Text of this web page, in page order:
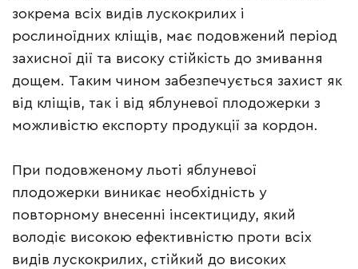
зокрема всіх видів лускокрилих і
рослиноїдних кліщів, має подовжений період
захисної дії та високу стійкість до змивання
дощем. Таким чином забезпечується захист як
від кліщів, так і від яблуневої плодожерки з
можливістю експорту продукції за кордон.
При подовженому льоті яблуневої
плодожерки виникає необхідність у
повторному внесенні інсектициду, який
володіє високою ефективністю проти всіх
видів лускокрилих, стійкий до високих